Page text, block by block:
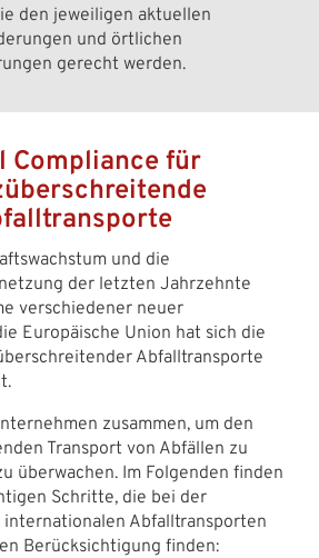
den jeweiligen aktuellen
und örtlichen
gerecht werden.
Compliance für
und die
der letzten Jahrzehnte
verschiedener neuer
Europäische Union hat sich die
Abfalltransporte
zusammen, um den
Transport von Abfällen zu
überwachen. Im Folgenden finden
Schritte, die bei der
Abfalltransporten
Berücksichtigung finden: